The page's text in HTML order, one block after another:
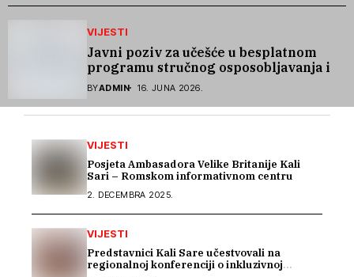
VIJESTI
Javni poziv za učešće u besplatnom
programu stručnog osposobljavanja i
podrške pri zapošljavanju
BYADMIN 16. JUNA 2026.
VIJESTI
Posjeta Ambasadora Velike Britanije Kali
Sari – Romskom informativnom centru
2. DECEMBRA 2025.
VIJESTI
Predstavnici Kali Sare učestvovali na
regionalnoj konferenciji o inkluzivnoj